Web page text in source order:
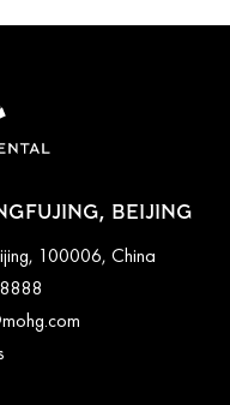
BEIJING
100006, China